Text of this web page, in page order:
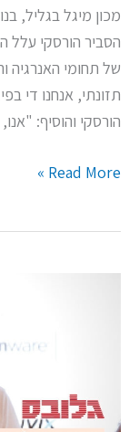
מכון מיגל בגליל,
הסביר הורסקי עלל
של תחומי האנרגיה
תזונתי, אנחנו די
הורסקי והוסיף:
Read More »
ובטכנולוגיות